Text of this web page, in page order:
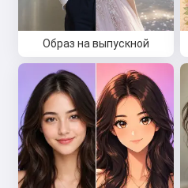
Образ на выпускной